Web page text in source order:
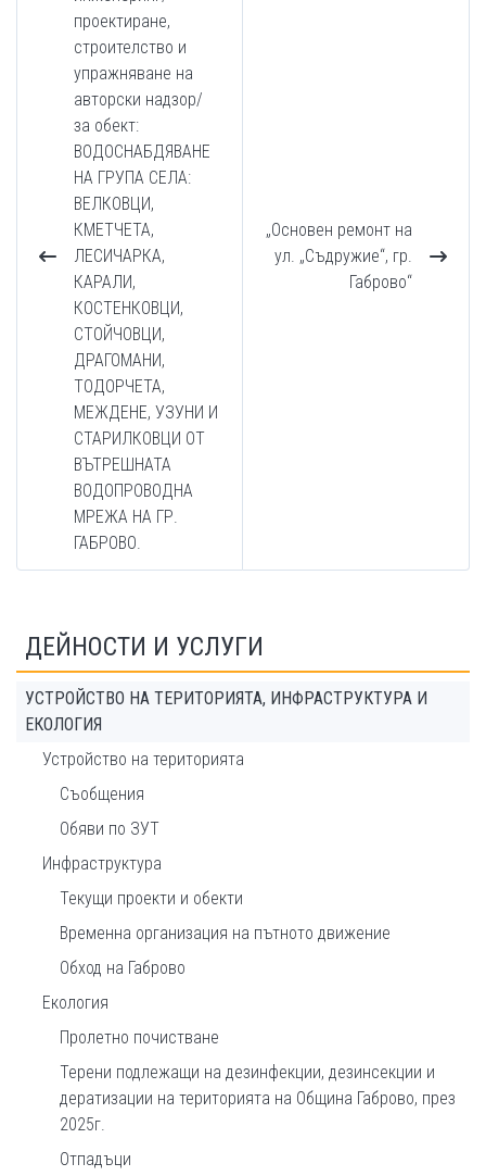
проектиране,
строителство и
упражняване на
авторски надзор/
за обект:
ВОДОСНАБДЯВАНЕ
НА ГРУПА СЕЛА:
ВЕЛКОВЦИ,
КМЕТЧЕТА,
ЛЕСИЧАРКА,
КАРАЛИ,
КОСТЕНКОВЦИ,
СТОЙЧОВЦИ,
ДРАГОМАНИ,
ТОДОРЧЕТА,
МЕЖДЕНЕ, УЗУНИ И
СТАРИЛКОВЦИ ОТ
ВЪТРЕШНАТА
ВОДОПРОВОДНА
МРЕЖА НА ГР.
ГАБРОВО.
„Основен ремонт на
ул. „Съдружие“, гр.
Габрово“
ДЕЙНОСТИ И УСЛУГИ
УСТРОЙСТВО НА ТЕРИТОРИЯТА, ИНФРАСТРУКТУРА И
ЕКОЛОГИЯ
Устройство на територията
Съобщения
Обяви по ЗУТ
Инфраструктура
Текущи проекти и обекти
Временна организация на пътното движение
Обход на Габрово
Екология
Пролетно почистване
Терени подлежащи на дезинфекции, дезинсекции и
дератизации на територията на Община Габрово, през
2025г.
Отпадъци